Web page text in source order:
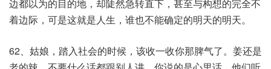
边都以为的目的地，却陡然急转直下，甚至与构想的完全不
着边际，可是这就是人生，谁也不能确定的明天的明天。
62、姑娘，踏入社会的时候，该收一收你那脾气了。姜还是